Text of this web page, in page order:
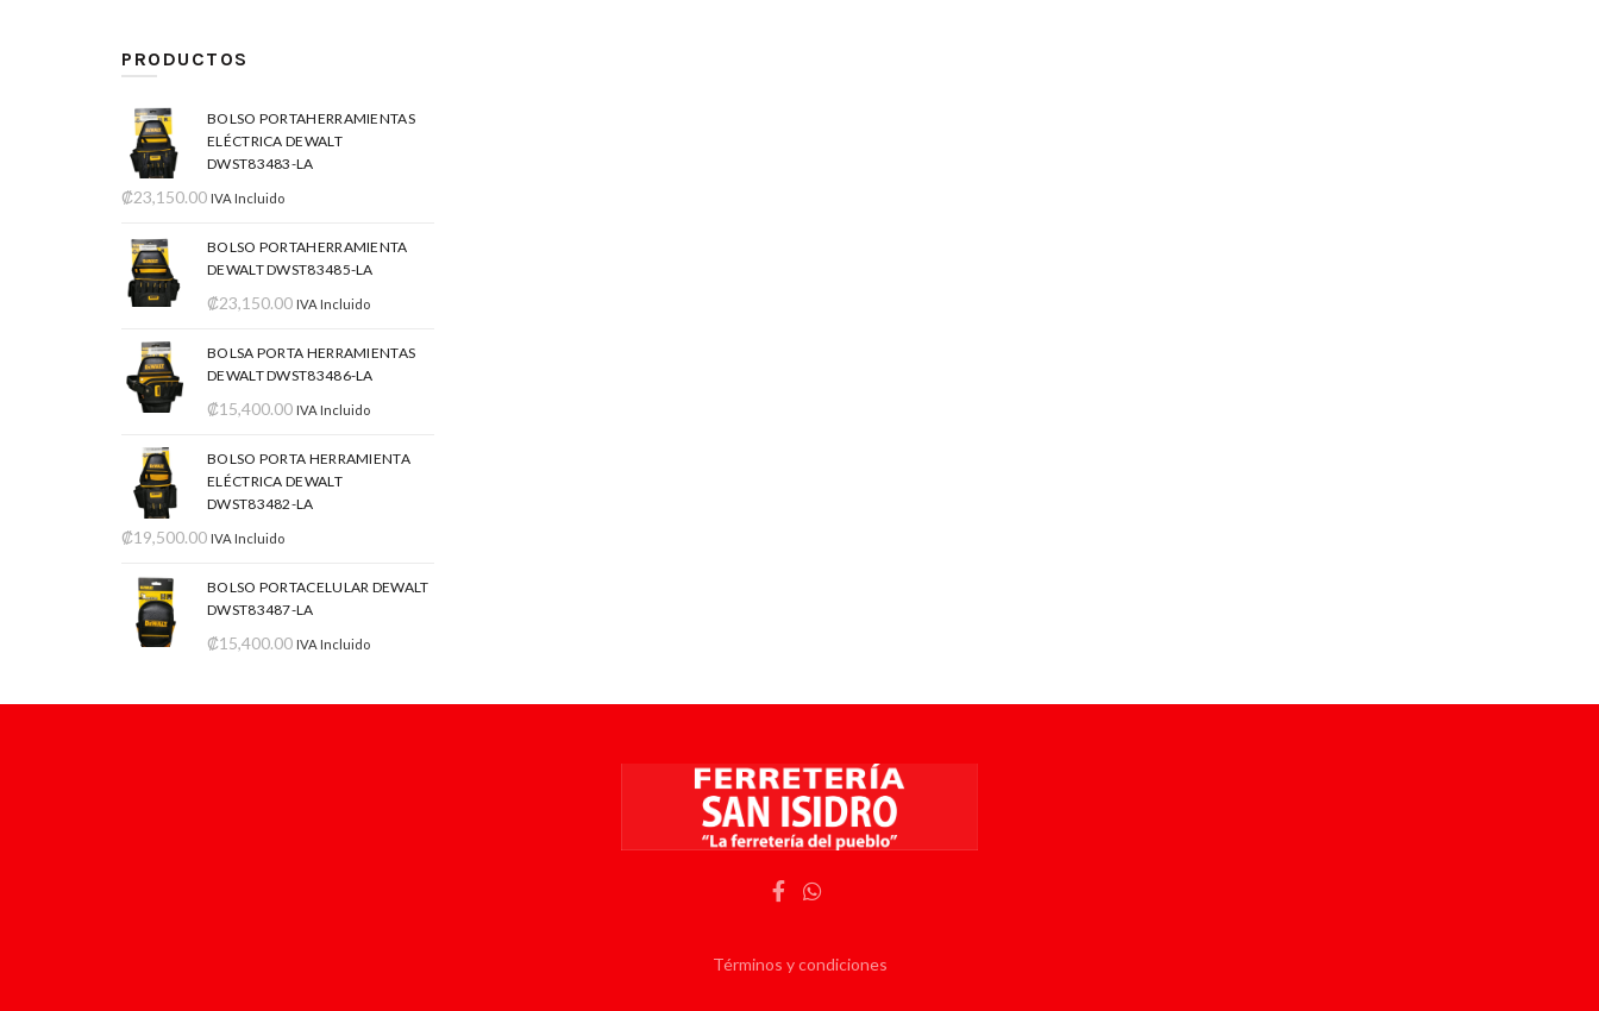
PRODUCTOS
BOLSO PORTAHERRAMIENTAS
ELÉCTRICA DEWALT
DWST83483-LA
₡23,150.00 IVA Incluido
BOLSO PORTAHERRAMIENTA
DEWALT DWST83485-LA
₡23,150.00 IVA Incluido
BOLSA PORTA HERRAMIENTAS
DEWALT DWST83486-LA
₡15,400.00 IVA Incluido
BOLSO PORTA HERRAMIENTA
ELÉCTRICA DEWALT
DWST83482-LA
₡19,500.00 IVA Incluido
BOLSO PORTACELULAR DEWALT
DWST83487-LA
₡15,400.00 IVA Incluido
Términos y condiciones